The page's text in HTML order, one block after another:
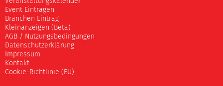
Event Eintragen
Branchen Eintrag
Kleinanzeigen (Beta)
AGB / Nutzungsbedingungen
Datenschutzerklärung
Impressum
Kontakt
Cookie-Richtlinie (EU)